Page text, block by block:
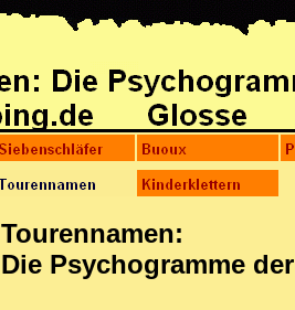
Tourennamen:
Die Psychogramme